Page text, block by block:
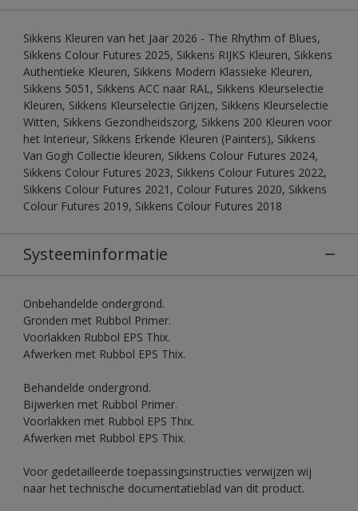
Sikkens Kleuren van het Jaar 2026 - The Rhythm of Blues,
Sikkens Colour Futures 2025, Sikkens RIJKS Kleuren, Sikkens
Authentieke Kleuren, Sikkens Modern Klassieke Kleuren,
Sikkens 5051, Sikkens ACC naar RAL, Sikkens Kleurselectie
Kleuren, Sikkens Kleurselectie Grijzen, Sikkens Kleurselectie
Witten, Sikkens Gezondheidszorg, Sikkens 200 Kleuren voor
het Interieur, Sikkens Erkende Kleuren (Painters), Sikkens
Van Gogh Collectie kleuren, Sikkens Colour Futures 2024,
Sikkens Colour Futures 2023, Sikkens Colour Futures 2022,
Sikkens Colour Futures 2021, Colour Futures 2020, Sikkens
Colour Futures 2019, Sikkens Colour Futures 2018
Systeeminformatie
Onbehandelde ondergrond.
Gronden met Rubbol Primer.
Voorlakken Rubbol EPS Thix.
Afwerken met Rubbol EPS Thix.
Behandelde ondergrond.
Bijwerken met Rubbol Primer.
Voorlakken met Rubbol EPS Thix.
Afwerken met Rubbol EPS Thix.
Voor gedetailleerde toepassingsinstructies verwijzen wij
naar het technische documentatieblad van dit product.